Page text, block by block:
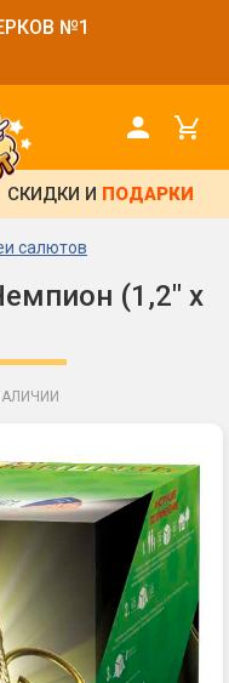
№1
СКИДКИ И ПОДАРКИ
салютов
(1,2" х